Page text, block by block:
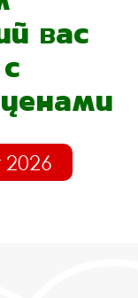
вас
2026